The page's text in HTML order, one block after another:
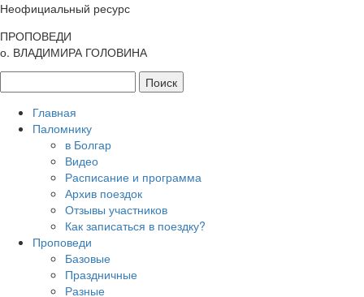
Неофициальный ресурс
ПРОПОВЕДИ
о. ВЛАДИМИРА ГОЛОВИНА
Главная
Паломнику
в Болгар
Видео
Расписание и программа
Архив поездок
Отзывы участников
Как записаться в поездку?
Проповеди
Базовые
Праздничные
Разные